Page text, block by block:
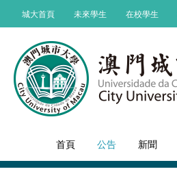
城大首頁 未來學生 在校學生
首頁 公告 新聞